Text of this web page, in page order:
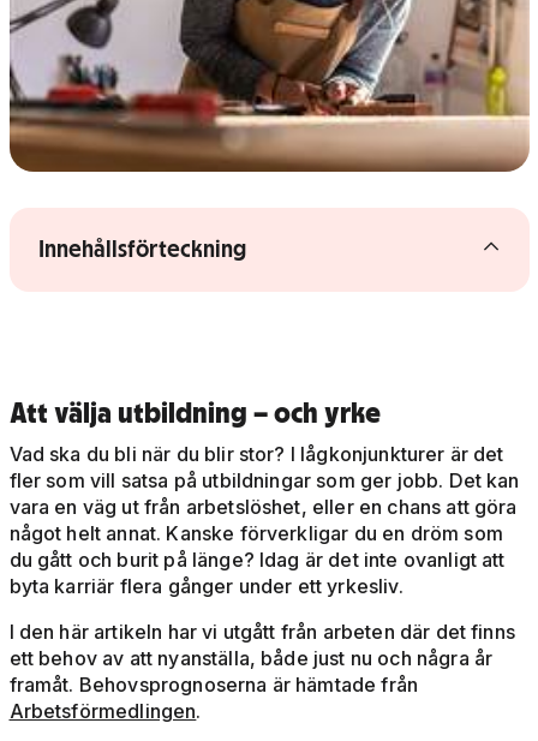
Gå vidare till artikelns
innehåll
Visa/dölj innehållsförteckning
Innehållsförteckning
Att välja utbildning – och yrke
Vad ska du bli när du blir stor? I lågkonjunkturer är det
fler som vill satsa på utbildningar som ger jobb. Det kan
vara en väg ut från arbetslöshet, eller en chans att göra
något helt annat. Kanske förverkligar du en dröm som
du gått och burit på länge? Idag är det inte ovanligt att
byta karriär flera gånger under ett yrkesliv.
I den här artikeln har vi utgått från arbeten där det finns
ett behov av att nyanställa, både just nu och några år
framåt. Behovsprognoserna är hämtade från
Arbetsförmedlingen.